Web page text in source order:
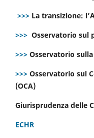
>>> La transizione:
>>> Osservatorio sul
>>> Osservatorio
>>> Osservatorio sul
(OCA)
Giurisprudenza delle
ECHR